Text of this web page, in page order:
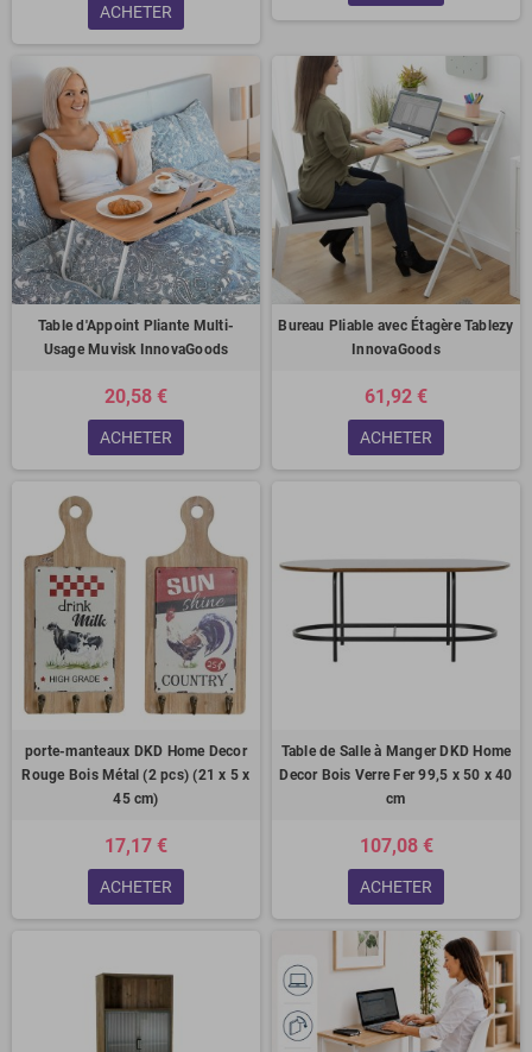
ACHETER
Table d'Appoint Pliante Multi-
Usage Muvisk InnovaGoods
20,58 €
ACHETER
Bureau Pliable avec Étagère Tablezy
InnovaGoods
61,92 €
ACHETER
porte-manteaux DKD Home Decor
Rouge Bois Métal (2 pcs) (21 x 5 x
45 cm)
17,17 €
ACHETER
Table de Salle à Manger DKD Home
Decor Bois Verre Fer 99,5 x 50 x 40
cm
107,08 €
ACHETER